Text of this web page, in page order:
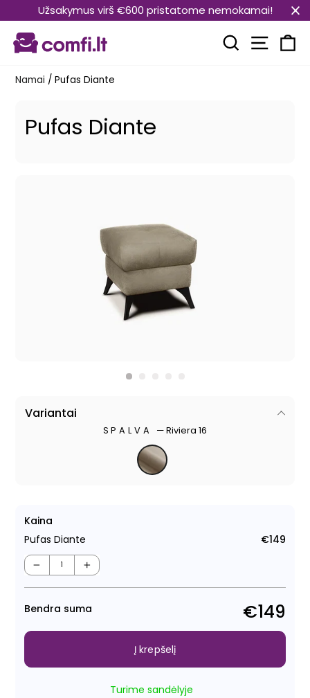
prie
turinio
Užsakymus virš €600 pristatome nemokamai!
Paieška
Namai / Pufas Diante
Pufas Diante
Variantai
SPALVA —Riviera 16
Kaina
Pufas Diante
€149
− +
Bendra suma €149
Turime sandėlyje
Į krepšelį